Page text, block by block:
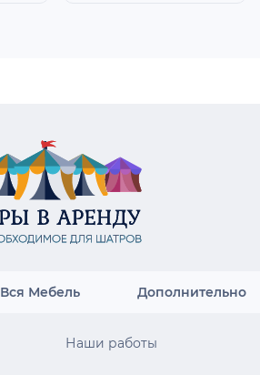
Вся Мебель Дополнительно
Наши работы